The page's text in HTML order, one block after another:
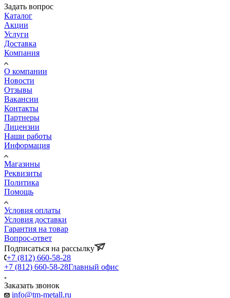
Задать вопрос
Каталог
Акции
Услуги
Доставка
Компания
О компании
Новости
Отзывы
Вакансии
Контакты
Партнеры
Лицензии
Наши работы
Информация
Магазины
Реквизиты
Политика
Помощь
Условия оплаты
Условия доставки
Гарантия на товар
Вопрос-ответ
Подписаться на рассылку
+7 (812) 660-58-28
+7 (812) 660-58-28Главный офис
Заказать звонок
info@tm-metall.ru